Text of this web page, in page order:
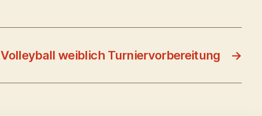
→
Volleyball weiblich Turniervorbereitung